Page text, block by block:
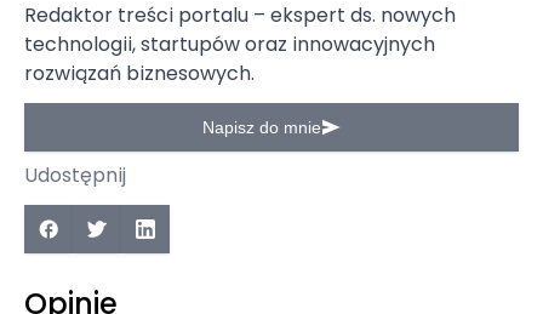
Redaktor treści portalu – ekspert ds. nowych
technologii, startupów oraz innowacyjnych
rozwiązań biznesowych.
Napisz do mnie
Udostępnij
Opinie